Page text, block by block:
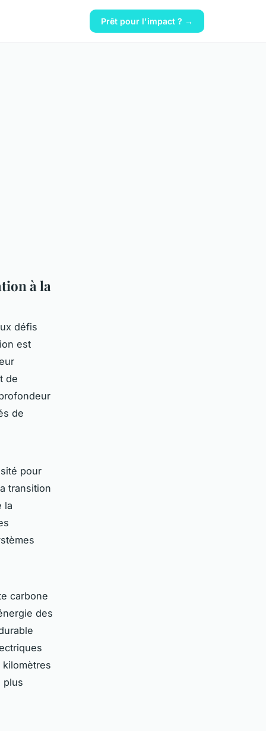
Prêt pour l'impact ? →
à la
défis
est
de
de
pour
transition
la
carbone
des
plus